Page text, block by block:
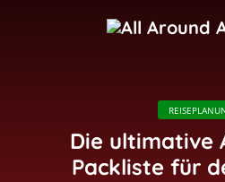
Die ultimative
Packliste für